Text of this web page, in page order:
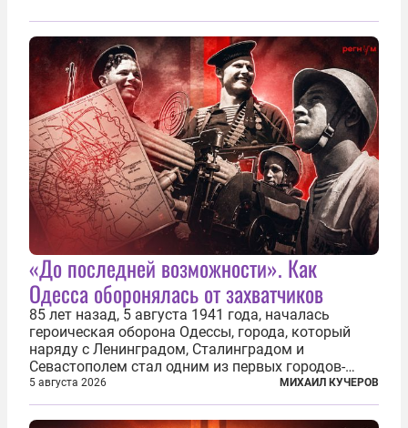
«До последней возможности». Как
Одесса оборонялась от захватчиков
85 лет назад, 5 августа 1941 года, началась
героическая оборона Одессы, города, который
наряду с Ленинградом, Сталинградом и
Севастополем стал одним из первых городов-
героев. Историки приводят фразу из телеграммы
Иосифа Сталина, датированной сентябрем 1941-
го: «Прошу героических участников обороны...
5 августа 2026 МИХАИЛ КУЧЕРОВ